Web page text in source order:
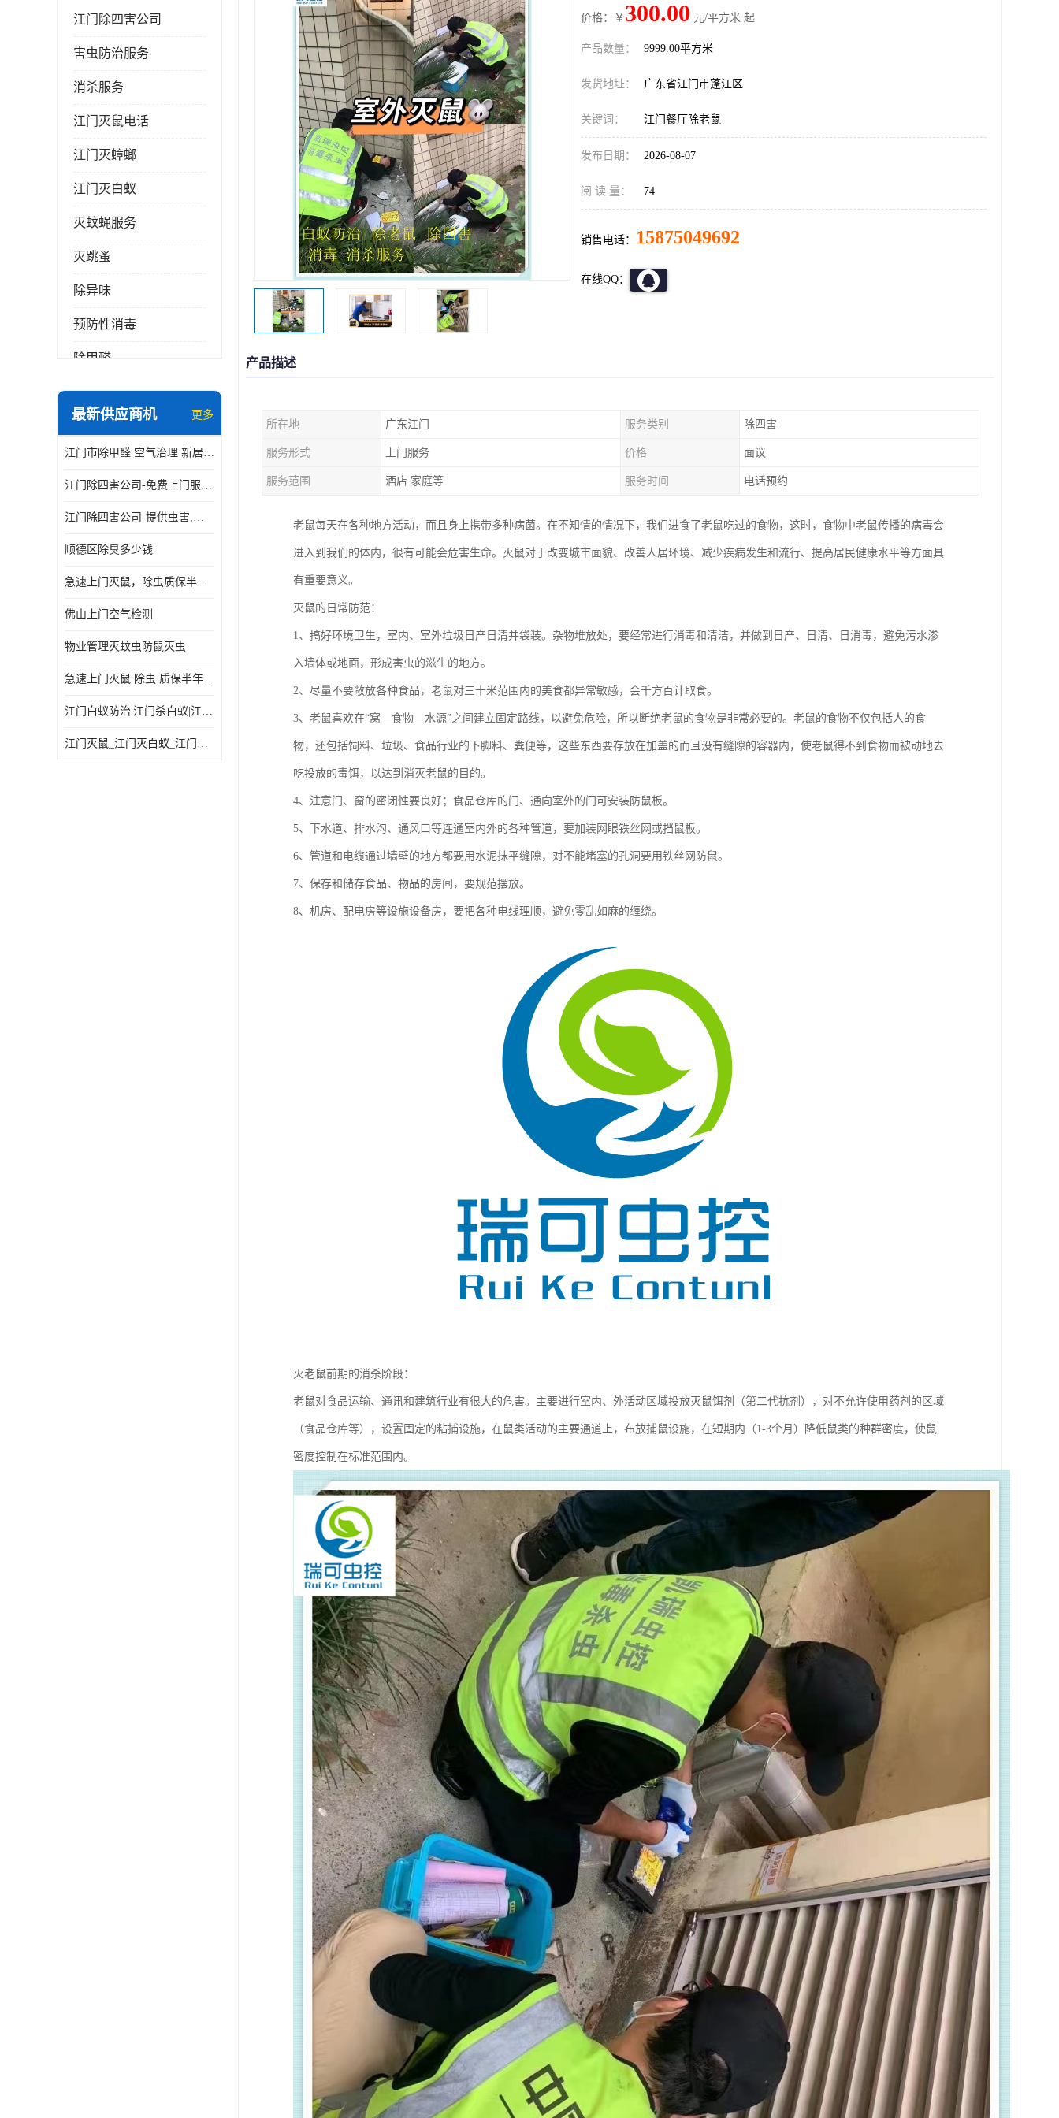
江门除四害公司
害虫防治服务
消杀服务
江门灭鼠电话
江门灭蟑螂
江门灭白蚁
灭蚊蝇服务
灭跳蚤
除异味
预防性消毒
除甲醛
最新供应商机 更多
江门市除甲醛 空气治理 新居除异味 除苯 装修后异味清除
江门除四害公司-免费上门服务-随叫随到
江门除四害公司-提供虫害,病毒等全面消杀服务
顺德区除臭多少钱
急速上门灭鼠，除虫质保半年，白蚁、跳蚤、臭虫、蟑螂、德国小镰
佛山上门空气检测
物业管理灭蚊虫防鼠灭虫
急速上门灭鼠 除虫 质保半年 白蚁 跳蚤 臭虫 蟑螂 德国小镰
江门白蚁防治|江门杀白蚁|江门杀虫灭鼠|江门灭白蚁|
江门灭鼠_江门灭白蚁_江门灭蟑螂
价格：￥ 300.00 元/平方米 起
产品数量： 9999.00平方米
发货地址： 广东省江门市蓬江区
关键词： 江门餐厅除老鼠
发布日期： 2026-08-07
阅 读 量： 74
销售电话： 15875049692
在线QQ：
产品描述
所在地 广东江门 服务类别 除四害
服务形式 上门服务 价格 面议
服务范围 酒店 家庭等 服务时间 电话预约
老鼠每天在各种地方活动，而且身上携带多种病菌。在不知情的情况下，我们进食了老鼠吃过的食物，这时，食物中老鼠传播的病毒会
进入到我们的体内，很有可能会危害生命。灭鼠对于改变城市面貌、改善人居环境、减少疾病发生和流行、提高居民健康水平等方面具
有重要意义。
灭鼠的日常防范：
1、搞好环境卫生，室内、室外垃圾日产日清并袋装。杂物堆放处，要经常进行消毒和清洁，并做到日产、日清、日消毒，避免污水渗
入墙体或地面，形成害虫的滋生的地方。
2、尽量不要敞放各种食品，老鼠对三十米范围内的美食都异常敏感，会千方百计取食。
3、老鼠喜欢在“窝—食物—水源”之间建立固定路线，以避免危险，所以断绝老鼠的食物是非常必要的。老鼠的食物不仅包括人的食
物，还包括饲料、垃圾、食品行业的下脚料、粪便等，这些东西要存放在加盖的而且没有缝隙的容器内，使老鼠得不到食物而被动地去
吃投放的毒饵，以达到消灭老鼠的目的。
4、注意门、窗的密闭性要良好；食品仓库的门、通向室外的门可安装防鼠板。
5、下水道、排水沟、通风口等连通室内外的各种管道，要加装网眼铁丝网或挡鼠板。
6、管道和电缆通过墙壁的地方都要用水泥抹平缝隙，对不能堵塞的孔洞要用铁丝网防鼠。
7、保存和储存食品、物品的房间，要规范摆放。
8、机房、配电房等设施设备房，要把各种电线理顺，避免零乱如麻的缠绕。
灭老鼠前期的消杀阶段：
老鼠对食品运输、通讯和建筑行业有很大的危害。主要进行室内、外活动区域投放灭鼠饵剂（第二代抗剂），对不允许使用药剂的区域
（食品仓库等），设置固定的粘捕设施，在鼠类活动的主要通道上，布放捕鼠设施，在短期内（1-3个月）降低鼠类的种群密度，使鼠
密度控制在标准范围内。